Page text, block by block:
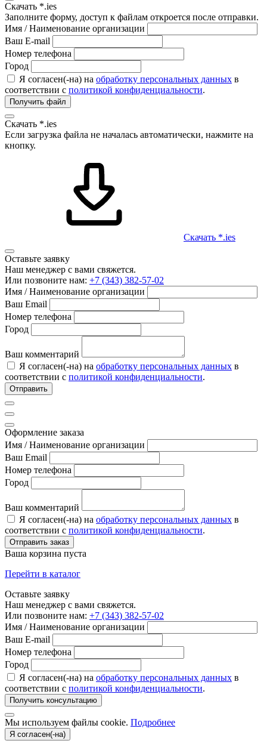
Скачать *.ies
Заполните форму, доступ к файлам откроется после отправки.
Имя / Наименование организации
Ваш E-mail
Номер телефона
Город
Я согласен(-на) на обработку персональных данных в
соответствии с политикой конфиденциальности.
Получить файл
Скачать *.ies
Если загрузка файла не началась автоматически, нажмите на
кнопку.
Скачать *.ies
Оставьте заявку
Наш менеджер с вами свяжется.
Или позвоните нам: +7 (343) 382-57-02
Имя / Наименование организации
Ваш Email
Номер телефона
Город
Ваш комментарий
Я согласен(-на) на обработку персональных данных в
соответствии с политикой конфиденциальности.
Отправить
Оформление заказа
Имя / Наименование организации
Ваш Email
Номер телефона
Город
Ваш комментарий
Я согласен(-на) на обработку персональных данных в
соответствии с политикой конфиденциальности.
Отправить заказ
Ваша корзина пуста
Перейти в каталог
Оставьте заявку
Наш менеджер с вами свяжется.
Или позвоните нам: +7 (343) 382-57-02
Имя / Наименование организации
Ваш E-mail
Номер телефона
Город
Я согласен(-на) на обработку персональных данных в
соответствии с политикой конфиденциальности.
Получить консультацию
Мы используем файлы cookie. Подробнее
Я согласен(-на)